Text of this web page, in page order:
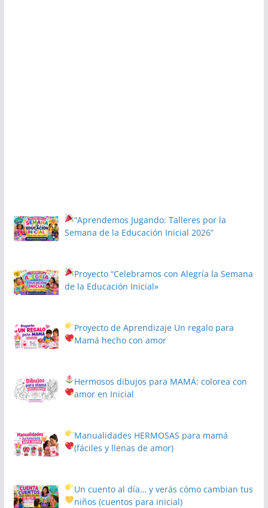
“Aprendemos Jugando: Talleres por la
Semana de la Educación Inicial 2026”
Proyecto“Celebramos con Alegría la Semana
de la Educación Inicial»
Proyecto de Aprendizaje Un regalo para
Mamá hecho con amor
Hermosos dibujos para MAMÁ: colorea con
amor en Inicial
Manualidades HERMOSAS para mamá
(fáciles y llenas de amor)
Un cuento al día… y verás cómo cambian tus
niños(cuentos para inicial)